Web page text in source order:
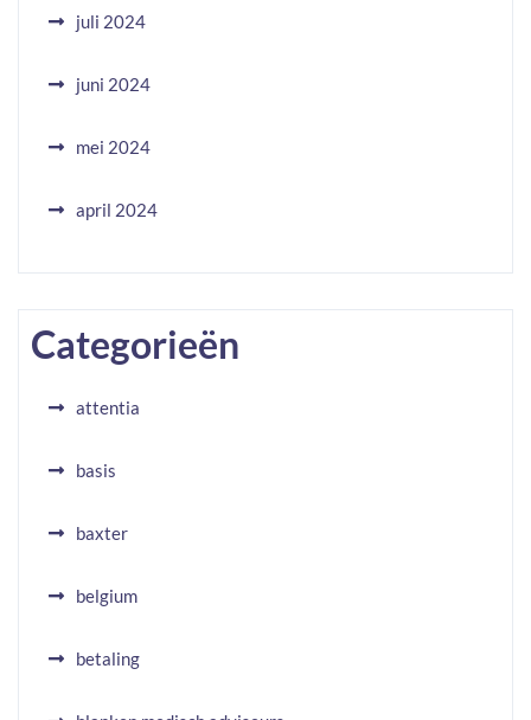
juli 2024
juni 2024
mei 2024
april 2024
Categorieën
attentia
basis
baxter
belgium
betaling